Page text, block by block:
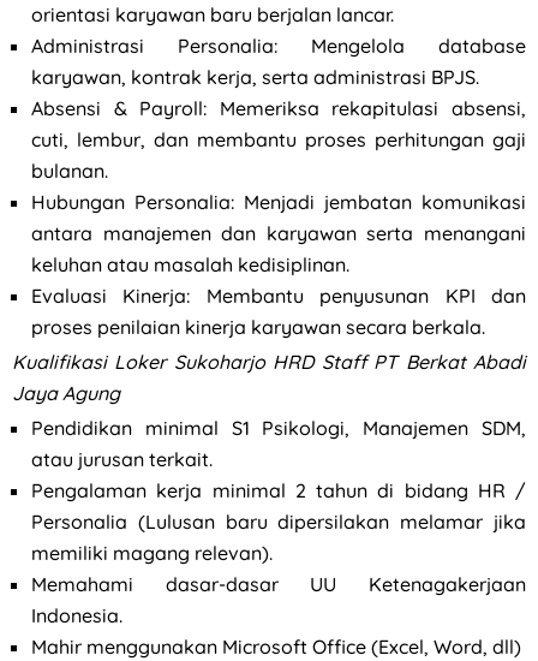
orientasi karyawan baru berjalan lancar.
⁠Administrasi Personalia: Mengelola database
karyawan, kontrak kerja, serta administrasi BPJS.
Absensi & Payroll: Memeriksa rekapitulasi absensi,
cuti, lembur, dan membantu proses perhitungan gaji
bulanan.
⁠Hubungan Personalia: Menjadi jembatan komunikasi
antara manajemen dan karyawan serta menangani
keluhan atau masalah kedisiplinan.
Evaluasi Kinerja: Membantu penyusunan KPI dan
proses penilaian kinerja karyawan secara berkala.
Kualifikasi Loker Sukoharjo HRD Staff PT Berkat Abadi
Jaya Agung
⁠Pendidikan minimal S1 Psikologi, Manajemen SDM,
atau jurusan terkait.
⁠Pengalaman kerja minimal 2 tahun di bidang HR /
Personalia (Lulusan baru dipersilakan melamar jika
memiliki magang relevan).
Memahami dasar-dasar UU Ketenagakerjaan
Indonesia.
⁠Mahir menggunakan Microsoft Office (Excel, Word, dll)